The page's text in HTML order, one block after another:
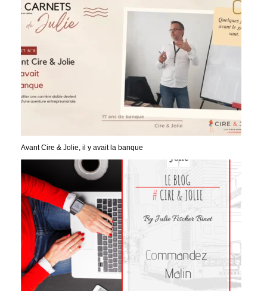
Avant Cire & Jolie, il y avait la banque